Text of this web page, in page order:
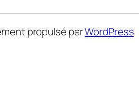
propulsé parWordPress